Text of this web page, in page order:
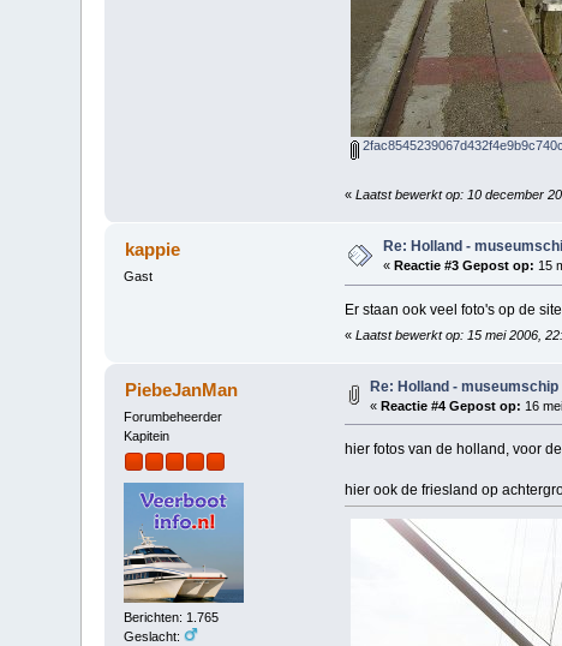
« Laatst bewerkt op: 10 december
kappie
Gast
Re: Holland -
« Reactie #3 Gepost op: 15
Er staan ook veel foto's op de
« Laatst bewerkt op: 15 mei 2006,
PiebeJanMan
Forumbeheerder
Kapitein
Berichten: 1.765
Geslacht:
Re: Holland - museumschip
«Reactie #4 Gepost op: 16
hier fotos van de holland, voor
hier ook de friesland op